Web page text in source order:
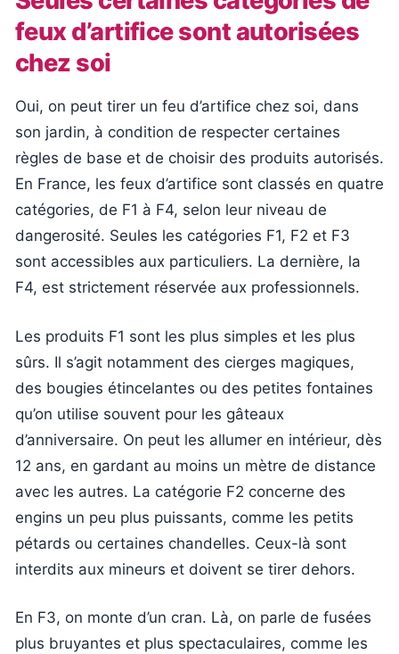
feux d’artifice sont autorisées
chez soi
Oui, on peut tirer un feu d’artifice chez soi, dans
son jardin, à condition de respecter certaines
règles de base et de choisir des produits autorisés.
En France, les feux d’artifice sont classés en quatre
catégories, de F1 à F4, selon leur niveau de
dangerosité. Seules les catégories F1, F2 et F3
sont accessibles aux particuliers. La dernière, la
F4, est strictement réservée aux professionnels.
Les produits F1 sont les plus simples et les plus
sûrs. Il s’agit notamment des cierges magiques,
des bougies étincelantes ou des petites fontaines
qu’on utilise souvent pour les gâteaux
d’anniversaire. On peut les allumer en intérieur, dès
12 ans, en gardant au moins un mètre de distance
avec les autres. La catégorie F2 concerne des
engins un peu plus puissants, comme les petits
pétards ou certaines chandelles. Ceux-là sont
interdits aux mineurs et doivent se tirer dehors.
En F3, on monte d’un cran. Là, on parle de fusées
plus bruyantes et plus spectaculaires, comme les